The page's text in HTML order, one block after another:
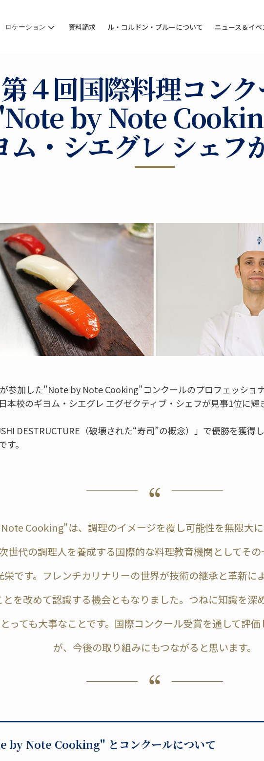
ロケーション 資料請求 ル・コルドン・ブルーについて ニュース＆イ
第４回国際料理コン
by Note
ム・シエグレ シェフ
参加した"Note by Note Cooking"コンクールのプロフェッショ
本校のギヨム・シエグレ エグゼクティブ・シェフが見事1位に輝
DESTRUCTURE（破壊された“寿司”の概念）」で優勝を獲得
す。
Cooking"は、調理のイメージを覆し可能性を無限大
世代の調理人を養成する国際的な料理教育機関としてそ
栄です。フレンチカリナリーの世界が技術の継承と革新に
とを改めて認識する機会ともなりました。つねに知識を深
っても大事なことです。国際コンクール受賞を通して評
が、今後の取り組みにもつながると思います。
by Note Cooking" とコンクールについて